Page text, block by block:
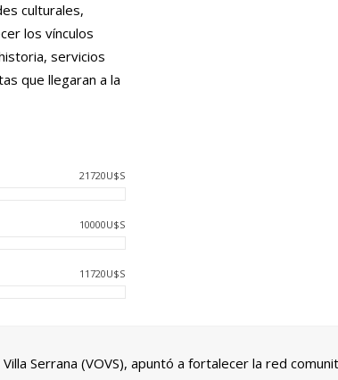
culturales,
los vínculos
servicios
que llegaran a la
21720U$S
10000U$S
11720U$S
Serrana (VOVS), apuntó a fortalecer la red